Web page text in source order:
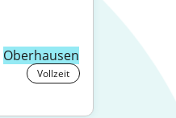
Oberhausen
Vollzeit